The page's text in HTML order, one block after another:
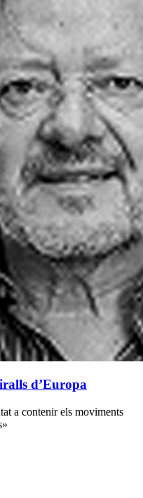
d’Europa
a contenir els moviments